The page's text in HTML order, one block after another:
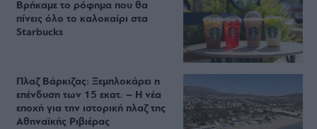
Βρήκαμε το ρόφημα που θα
πίνεις όλο το καλοκαίρι στα
Starbucks
Πλαζ Βάρκιζας: Ξεμπλοκάρει η
επένδυση των 15 εκατ. – Η νέα
εποχή για την ιστορική πλαζ της
Αθηναϊκής Ριβιέρας